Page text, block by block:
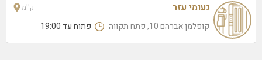
נעומי עזר
קופלמן אברהם 10, פתח תקווה פתוח עד 19:00
ק''מ